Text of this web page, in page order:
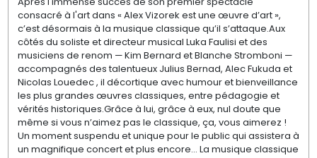
consacré à l'art dans « Alex Vizorek est une œuvre d’art »,
c’est désormais à la musique classique qu’il s’attaque.Aux
côtés du soliste et directeur musical Luka Faulisi et des
musiciens de renom — Kim Bernard et Blanche Stromboni —
accompagnés des talentueux Julius Bernad, Alec Fukuda et
Nicolas Louedec , il décortique avec humour et bienveillance
les plus grandes œuvres classiques, entre pédagogie et
vérités historiques.Grâce à lui, grâce à eux, nul doute que
même si vous n’aimez pas le classique, ça, vous aimerez !
Un moment suspendu et unique pour le public qui assistera à
un magnifique concert et plus encore… La musique classique